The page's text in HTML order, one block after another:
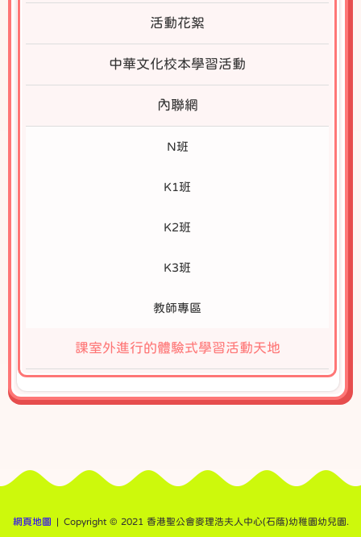
活動花絮
中華文化校本學習活動
內聯網
N班
K1班
K2班
K3班
教師專區
課室外進行的體驗式學習活動天地
網頁地圖 | Copyright © 2021 香港聖公會麥理浩夫人中心(石蔭)幼稚園幼兒園.